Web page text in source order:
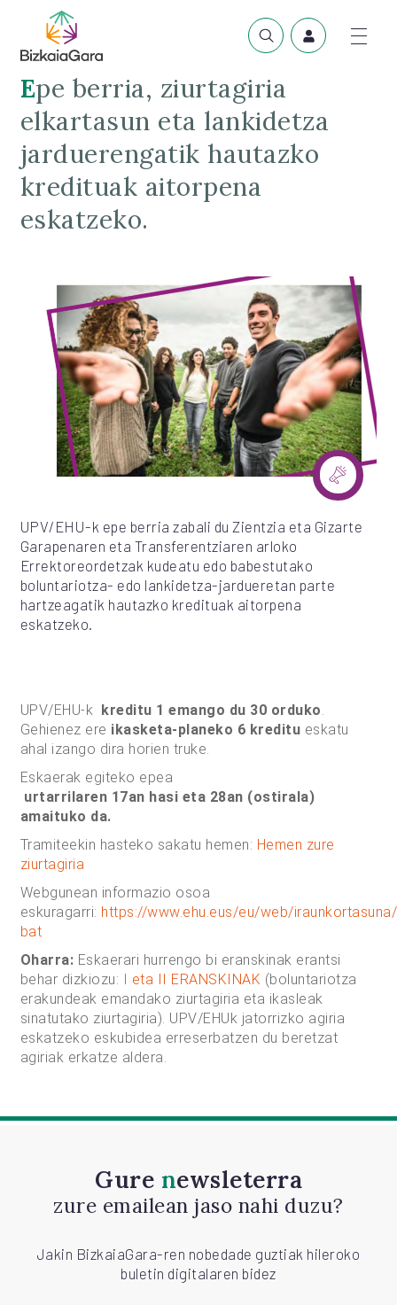
Epe berria, ziurtagiria
elkartasun eta lankidetza
jarduerengatik hautazko
kredituak aitorpena
eskatzeko.
UPV/EHU-k epe berria zabali du Zientzia eta Gizarte
Garapenaren eta Transferentziaren arloko
Errektoreordetzak kudeatu edo babestutako
boluntariotza- edo lankidetza-jardueretan parte
hartzeagatik hautazko kredituak aitorpena
eskatzeko.
UPV/EHU-k kreditu 1 emango du 30 orduko.
Gehienez ere ikasketa-planeko 6 kreditu eskatu
ahal izango dira horien truke.
Eskaerak egiteko epea
urtarrilaren 17an hasi eta 28an (ostirala)
amaituko da.
Tramiteekin hasteko sakatu hemen: Hemen zure
ziurtagiria
Webgunean informazio osoa
eskuragarri: https://www.ehu.eus/eu/web/
bat
Oharra: Eskaerari hurrengo bi eranskinak erantsi
behar dizkiozu: I eta II ERANSKINAK (boluntariotza
erakundeak emandako ziurtagiria eta ikasleak
sinatutako ziurtagiria). UPV/EHUk jatorrizko agiria
eskatzeko eskubidea erreserbatzen du beretzat
agiriak erkatze aldera.
Gure newsleterra
zure emailean jaso nahi duzu?
Jakin BizkaiaGara-ren nobedade guztiak hileroko
buletin digitalaren bidez